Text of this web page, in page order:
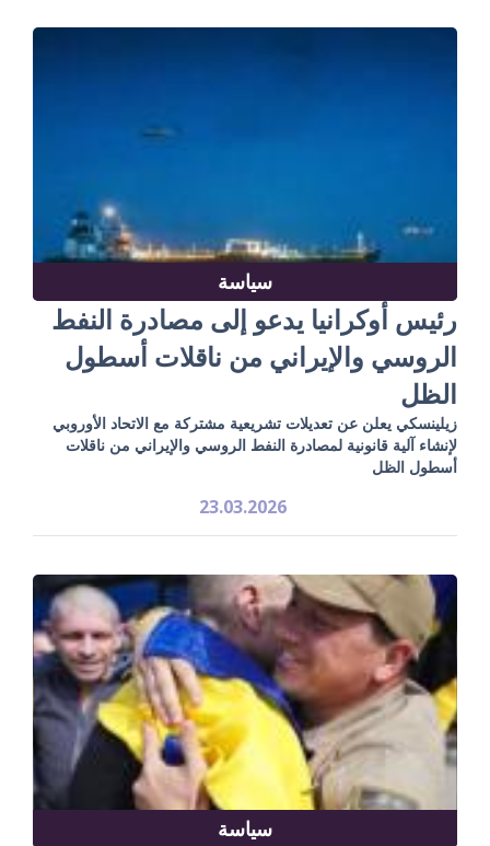
سياسة
رئيس أوكرانيا يدعو إلى مصادرة النفط
الروسي والإيراني من ناقلات أسطول
الظل
زيلينسكي يعلن عن تعديلات تشريعية مشتركة مع الاتحاد الأوروبي
لإنشاء آلية قانونية لمصادرة النفط الروسي والإيراني من ناقلات
أسطول الظل
23.03.2026
سياسة